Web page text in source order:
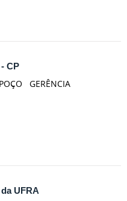
CP
GERÊNCIA
UFRA